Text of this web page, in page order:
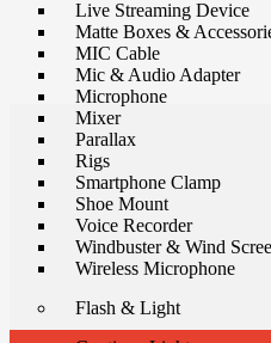
Live Streaming Device
Matte Boxes &
MIC Cable
Mic & Audio Adapter
Microphone
Mixer
Parallax
Rigs
Smartphone Clamp
Shoe Mount
Voice Recorder
Windbuster & Wind
Wireless Microphone
Flash & Light